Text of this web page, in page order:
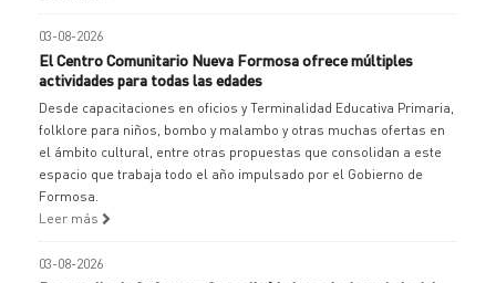
03-08-2026
El Centro Comunitario Nueva Formosa ofrece múltiples
actividades para todas las edades
Desde capacitaciones en oficios y Terminalidad Educativa Primaria,
folklore para niños, bombo y malambo y otras muchas ofertas en
el ámbito cultural, entre otras propuestas que consolidan a este
espacio que trabaja todo el año impulsado por el Gobierno de
Formosa.
Leer más
03-08-2026